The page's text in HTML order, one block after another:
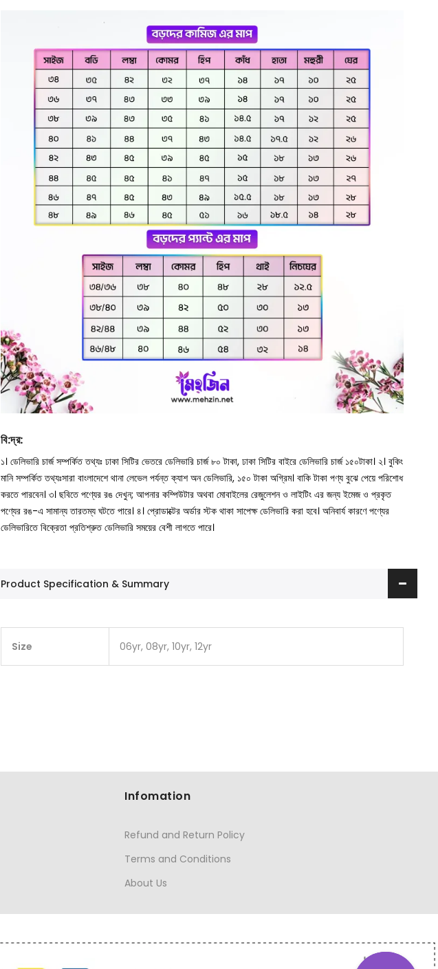
বি:দ্র:
১। ডেলিভারি চার্জ সম্পর্কিত তথ্যঃ ঢাকা সিটির ভেতরে ডেলিভারি চার্জ ৮০ টাকা, ঢাকা সিটির বাইরে ডেলিভারি চার্জ ১৫০টাকা। ২। বুকিং
মানি সম্পর্কিত তথ্যঃসারা বাংলাদেশে থানা লেভেল পর্যন্ত ক্যাশ অন ডেলিভারি, ১৫০ টাকা অগ্রিম। বাকি টাকা পণ্য বুঝে পেয়ে পরিশোধ
করতে পারবেন। ৩। ছবিতে পণ্যের রঙ দেখুন; আপনার কম্পিউটার অথবা মোবাইলের রেজুলেশন ও লাইটিং এর জন্য ইমেজ ও প্রকৃত
পণ্যের রঙ-এ সামান্য তারতম্য ঘটতে পারে। ৪। প্রোডাক্টের অর্ডার স্টক থাকা সাপেক্ষ ডেলিভারি করা হবে। অনিবার্য কারণে পণ্যের
ডেলিভারিতে বিক্রেতা প্রতিশ্রুত ডেলিভারি সময়ের বেশী লাগতে পারে।
Product Specification & Summary
Size 06yr, 08yr, 10yr, 12yr
Infomation
Refund and Return Policy
Terms and Conditions
About Us